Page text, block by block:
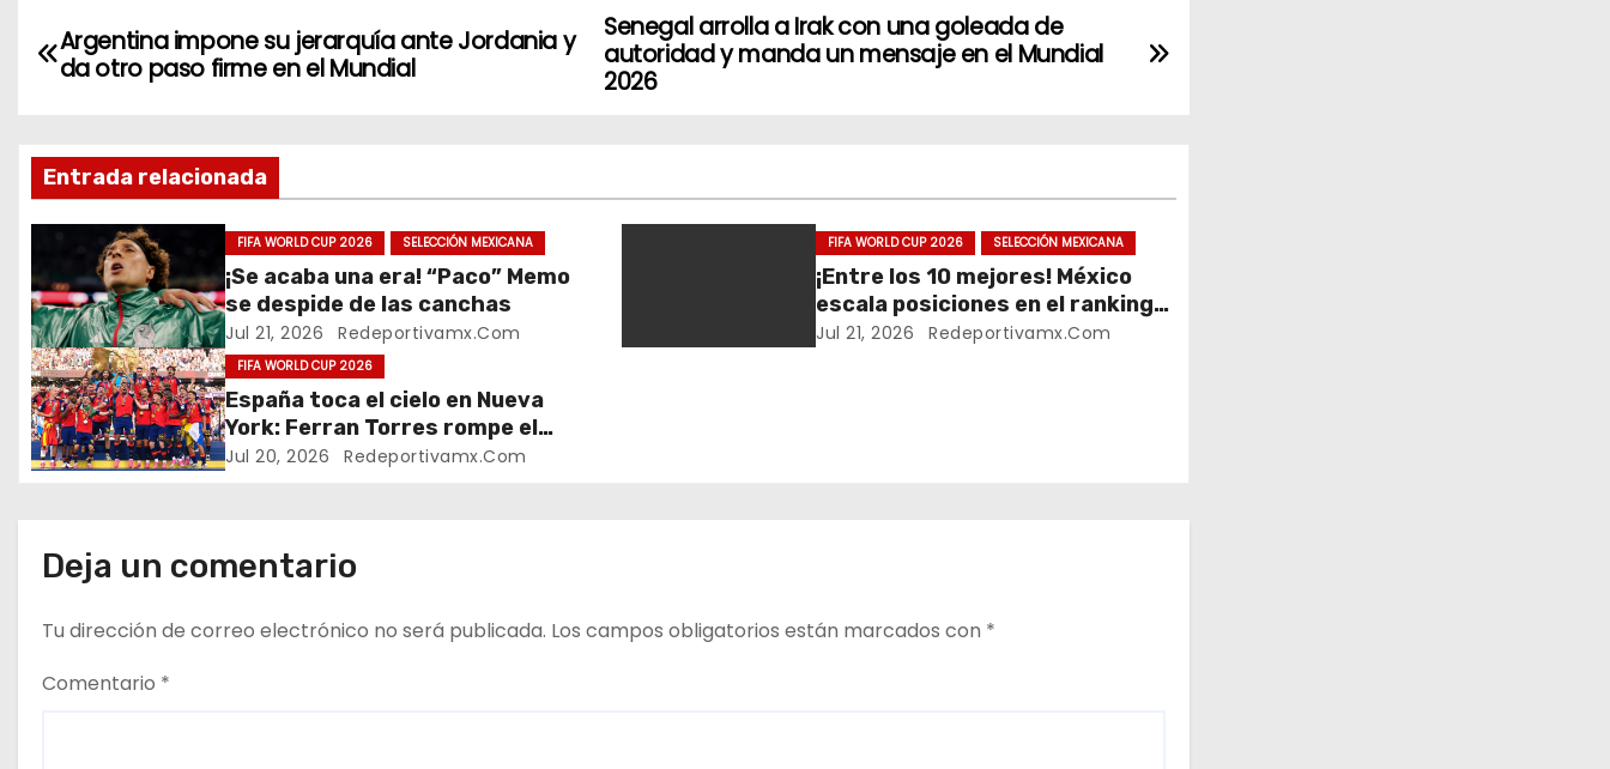
N
e
g
a
c
i
ó
e
e
n
Senegal arrolla a Irak con una goleada de
autoridad y manda un mensaje en el Mundial
2026
Argentina impone su jerarquía ante Jordania y
da otro paso firme en el Mundial
Entrada relacionada
FIFA WORLD CUP 2026 SELECCIÓN MEXICANA
¡Se acaba una era! “Paco” Memo
se despide de las canchas
Jul 21, 2026 Redeportivamx.com
FIFA WORLD CUP 2026 SELECCIÓN MEXICANA
¡Entre los 10 mejores! México
escala posiciones en el ranking
FIFA
Jul 21, 2026 Redeportivamx.com
FIFA WORLD CUP 2026
España toca el cielo en Nueva
York: Ferran Torres rompe el
sueño argentino y conquista el
Jul 20, 2026 Redeportivamx.com
Deja un comentario
Tu dirección de correo electrónico no será publicada. Los campos obligatorios están marcados con *
Comentario *